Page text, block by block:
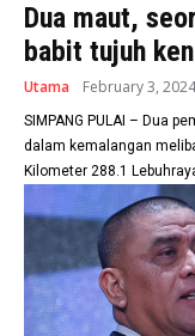
Dua maut,
babit tujuh
Utama February 3, 2024
SIMPANG PULAI – Dua
dalam kemalangan
Kilometer 288.1